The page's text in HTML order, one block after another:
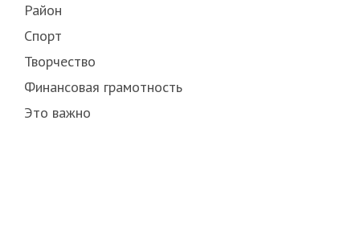
Район
Спорт
Творчество
Финансовая грамотность
Это важно